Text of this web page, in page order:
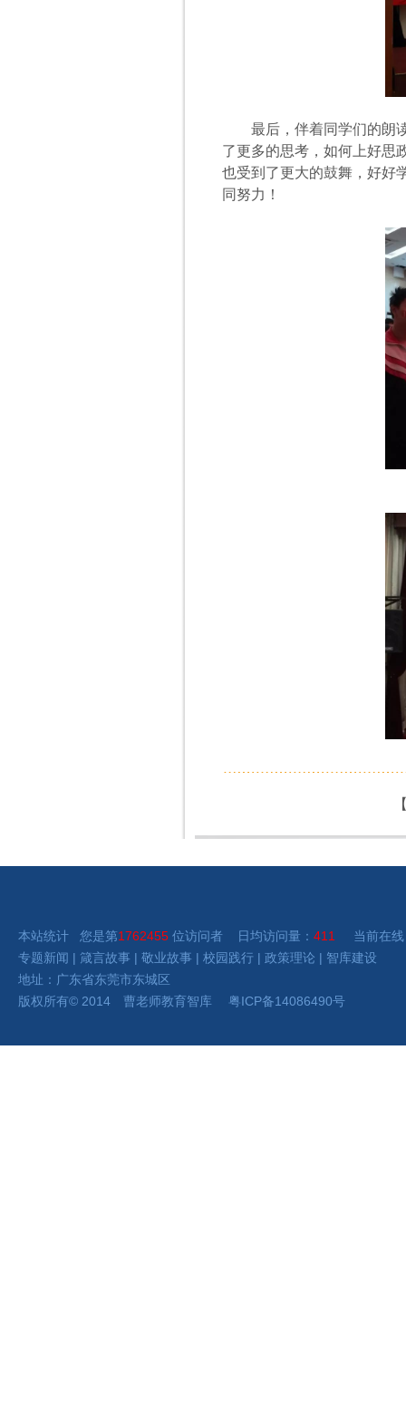
最后，伴着同学们的朗
了更多的思考，如何上好思
也受到了更大的鼓舞，好好
同努力！
本站统计 您是第1762455 位访问者 日均访问量： 411
当前在线
专题新闻 | 箴言故事 | 敬业故事 | 校园践行 | 政策理论 | 智库建设
地址：广东省东莞市东城区
版权所有© 2014 曹老师教育智库 粤ICP备14086490号